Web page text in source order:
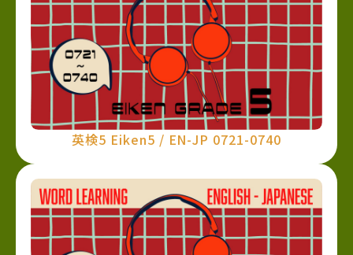
英検5 Eiken5 / EN-JP 0721-0740